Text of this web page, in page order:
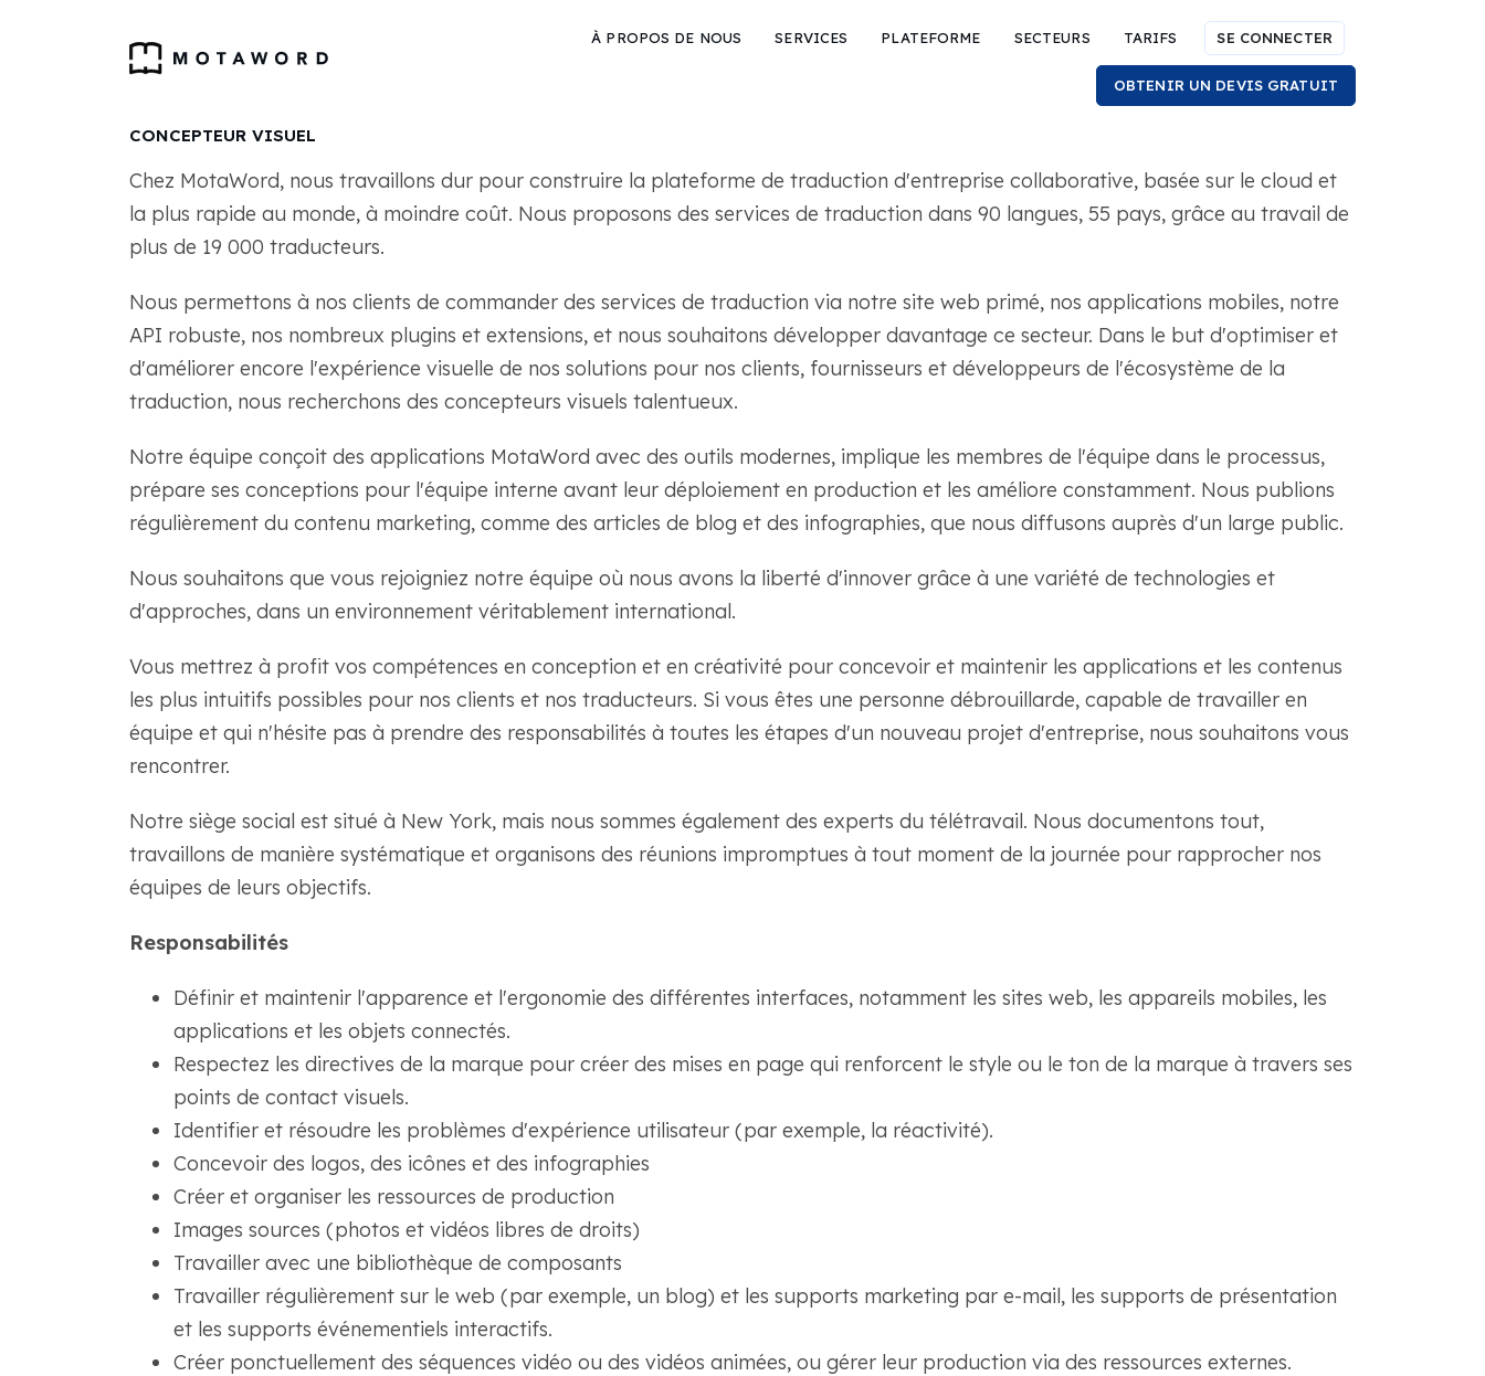
À PROPOS DE NOUS SERVICES PLATEFORME SECTEURS TARIFS SE CONNECTER
OBTENIR UN DEVIS GRATUIT
CONCEPTEUR VISUEL
Chez MotaWord, nous travaillons dur pour construire la plateforme de traduction d'entreprise collaborative, basée sur le cloud et
la plus rapide au monde, à moindre coût. Nous proposons des services de traduction dans 90 langues, 55 pays, grâce au travail de
plus de 19 000 traducteurs.
Nous permettons à nos clients de commander des services de traduction via notre site web primé, nos applications mobiles, notre
API robuste, nos nombreux plugins et extensions, et nous souhaitons développer davantage ce secteur. Dans le but d'optimiser et
d'améliorer encore l'expérience visuelle de nos solutions pour nos clients, fournisseurs et développeurs de l'écosystème de la
traduction, nous recherchons des concepteurs visuels talentueux.
Notre équipe conçoit des applications MotaWord avec des outils modernes, implique les membres de l'équipe dans le processus,
prépare ses conceptions pour l'équipe interne avant leur déploiement en production et les améliore constamment. Nous publions
régulièrement du contenu marketing, comme des articles de blog et des infographies, que nous diffusons auprès d'un large public.
Nous souhaitons que vous rejoigniez notre équipe où nous avons la liberté d'innover grâce à une variété de technologies et
d'approches, dans un environnement véritablement international.
Vous mettrez à profit vos compétences en conception et en créativité pour concevoir et maintenir les applications et les contenus
les plus intuitifs possibles pour nos clients et nos traducteurs. Si vous êtes une personne débrouillarde, capable de travailler en
équipe et qui n'hésite pas à prendre des responsabilités à toutes les étapes d'un nouveau projet d'entreprise, nous souhaitons vous
rencontrer.
Notre siège social est situé à New York, mais nous sommes également des experts du télétravail. Nous documentons tout,
travaillons de manière systématique et organisons des réunions impromptues à tout moment de la journée pour rapprocher nos
équipes de leurs objectifs.
Responsabilités
Définir et maintenir l'apparence et l'ergonomie des différentes interfaces, notamment les sites web, les appareils mobiles, les
applications et les objets connectés.
Respectez les directives de la marque pour créer des mises en page qui renforcent le style ou le ton de la marque à travers ses
points de contact visuels.
Identifier et résoudre les problèmes d'expérience utilisateur (par exemple, la réactivité).
Concevoir des logos, des icônes et des infographies
Créer et organiser les ressources de production
Images sources (photos et vidéos libres de droits)
Travailler avec une bibliothèque de composants
Travailler régulièrement sur le web (par exemple, un blog) et les supports marketing par e-mail, les supports de présentation
et les supports événementiels interactifs.
Créer ponctuellement des séquences vidéo ou des vidéos animées, ou gérer leur production via des ressources externes.